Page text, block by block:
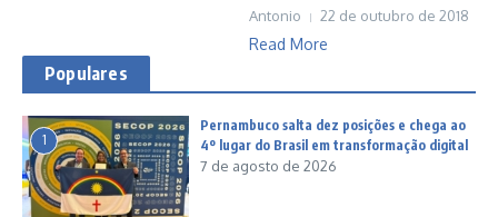
Antonio 22 de outubro de 2018
Read More
Populares
1
Pernambuco salta dez posições e chega ao
4º lugar do Brasil em transformação digital
7 de agosto de 2026